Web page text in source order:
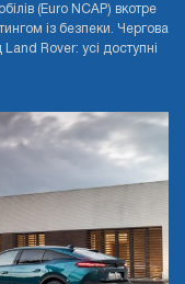
(Euro NCAP) вкотре
із безпеки. Чергова
Rover: усі доступні